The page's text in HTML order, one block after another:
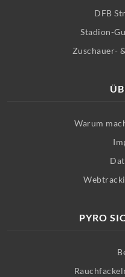
DFB
Stadion-
Zuschauer-
Warum
PYRO